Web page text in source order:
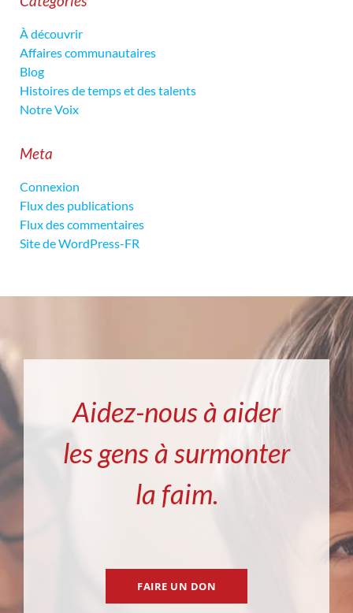
À découvrir
Affaires communautaires
Blog
Histoires de temps et des talents
Notre Voix
Meta
Connexion
Flux des publications
Flux des commentaires
Site de WordPress-FR
Aidez-nous à aider
les gens à surmonter
la faim.
FAIRE UN DON